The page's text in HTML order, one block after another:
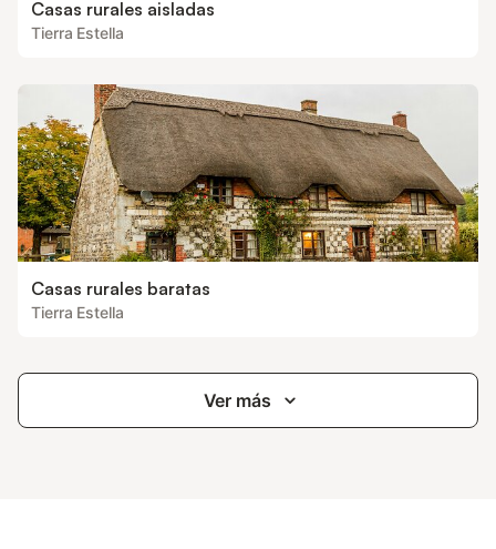
Casas rurales aisladas
Tierra Estella
Casas rurales baratas
Tierra Estella
Ver más